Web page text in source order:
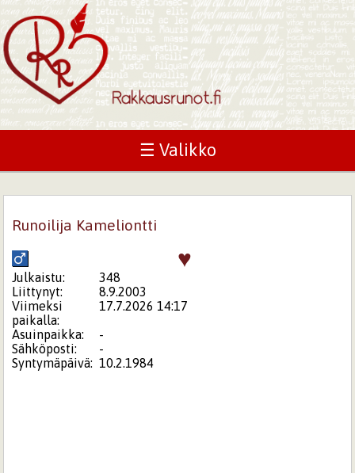
☰ Valikko
Runoilija Kameliontti
♥
Julkaistu:
348
Liittynyt:
8.9.2003
Viimeksi
paikalla:
17.7.2026 14:17
Asuinpaikka:
-
Sähköposti:
-
Syntymäpäivä: 10.2.1984